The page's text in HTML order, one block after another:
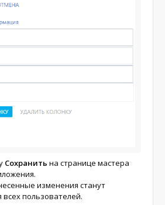
Сохранить на странице мастера
изменения станут
пользователей.